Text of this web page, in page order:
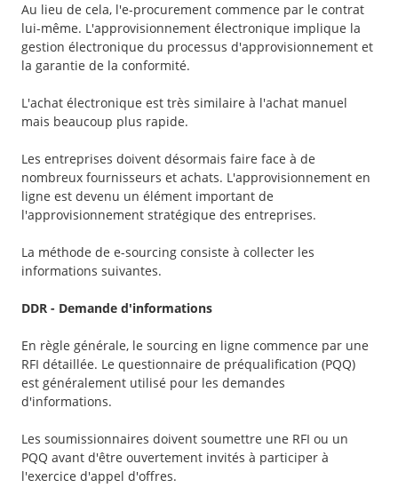
Au lieu de cela, l'e-procurement commence par le contrat
lui-même. L'approvisionnement électronique implique la
gestion électronique du processus d'approvisionnement et
la garantie de la conformité.
L'achat électronique est très similaire à l'achat manuel
mais beaucoup plus rapide.
Les entreprises doivent désormais faire face à de
nombreux fournisseurs et achats. L'approvisionnement en
ligne est devenu un élément important de
l'approvisionnement stratégique des entreprises.
La méthode de e-sourcing consiste à collecter les
informations suivantes.
DDR - Demande d'informations
En règle générale, le sourcing en ligne commence par une
RFI détaillée. Le questionnaire de préqualification (PQQ)
est généralement utilisé pour les demandes
d'informations.
Les soumissionnaires doivent soumettre une RFI ou un
PQQ avant d'être ouvertement invités à participer à
l'exercice d'appel d'offres.